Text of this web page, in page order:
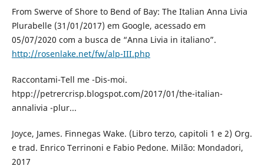
From Swerve of Shore to Bend of Bay: The Italian Anna Livia
Plurabelle (31/01/2017) em Google, acessado em
05/07/2020 com a busca de “Anna Livia in italiano”.
http://rosenlake.net/fw/alp-III.php
Raccontami-Tell me -Dis-moi.
htpp://petrercrisp.blogspot.com/2017/01/the-italian-
annalivia -plur...
Joyce, James. Finnegas Wake. (Libro terzo, capitoli 1 e 2) Org.
e trad. Enrico Terrinoni e Fabio Pedone. Milão: Mondadori,
2017